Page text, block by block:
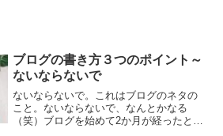
ブログの書き方３つのポイント～
ないならないで
ないならないで。これはブログのネタの
こと。ないならないで、なんとかなる
（笑）ブログを始めて2か月が経ったとこ